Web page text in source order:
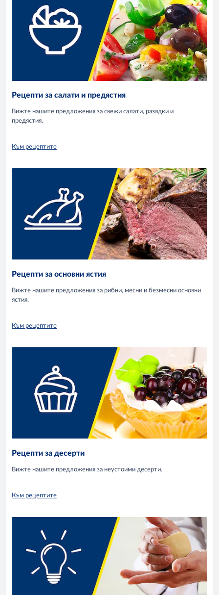
Рецепти за салати и предястия
Вижте нашите предложения за свежи салати, разядки и
предястия.
Към рецептите
Рецепти за основни ястия
Вижте нашите предложения за рибни, месни и безмесни основни
ястия.
Към рецептите
Рецепти за десерти
Вижте нашите предложения за неустоими десерти.
Към рецептите